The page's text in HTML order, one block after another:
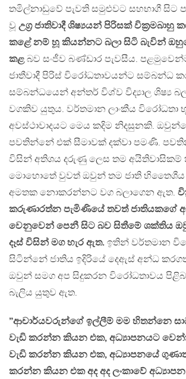
තමිල්නාඩුවේ පැවති සමුළුවට සහභාගී සිට
වූ උග‍්‍ර ජාතිවාදී ශිෂ්‍යයන් පිරිසක්
කළේ නම් හූ කියන්නට බලා සිටි බැවින්
කළබව සංජීව බණ්ඩාර පැවසීය.
ජාතීවාදී පිරිස් විරෝධතාවයන්ට සම්බන්ධ
සම්බන්ධයෙන් අන්තර් විශ්ව විද්‍යාල ශිෂ්‍ය
වගකිව යුතුය. වර්තමාන ලාංකීය විරෝධතා
අවස්ථාවාදයට මෙය කදිම නිදසුනකි.
පවතින්නේ එක් සීමාවක් දක්වා පමණි.
විසින් අතිශය දරුණු ලෙස තම
මොහොතේ වුවත් ඔවුන් තම ජාති හිතෛශීය
අමතක නොකරන්නට වග බලාගෙන ඇත.
කරුණාරත්න පැමිණියේ තවත් ජාතියකගේ
වෙනුවෙන් පෙනී සිට බව සිතීමේ ශක්තිය
දෑස් විසින් මග හැර ඇත. ඉතින් වර්තමාන
සිටින්නේ ජාතිය ඉදිරියේ දෙඇස් අන්ධ
ඔවුන් සමග අප සිදුකරන විරෝධතාවය
බැලිය යුතුව ඇත.
”ආචාර්යවරුන්ගේ ඉල්ලීම් මම හිතන්නෙ
වැඩි කරන්න කියන එක, අධ්‍යාපනයට
වැඩි කරන්න කියන එක, අධ්‍යාපනයේ
කරන්න කියන එක අද අද ලංකාවේ